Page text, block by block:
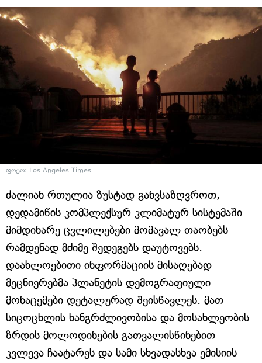
ფოტო: Los Angeles Times
ძალიან რთულია ზუსტად განვსაზღვროთ,
დედამიწის კომპლექსურ კლიმატურ სისტემაში
მიმდინარე ცვლილებები მომავალ თაობებს
რამდენად მძიმე შედეგებს დაუტოვებს.
დაახლოებითი ინფორმაციის მისაღებად
მეცნიერებმა პლანეტის დემოგრაფიული
მონაცემები დეტალურად შეისწავლეს. მათ
სიცოცხლის ხანგრძლივობისა და მოსახლეობის
ზრდის მოლოდინების გათვალისწინებით
კვლევა ჩაატარეს და სამი სხვადასხვა ემისიის